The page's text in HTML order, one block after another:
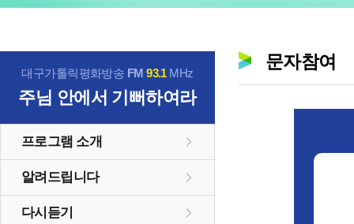
대구가톨릭평화방송 FM93.1MHz
주님 안에서 기뻐하여라
프로그램 소개
알려드립니다
다시듣기
문자참여